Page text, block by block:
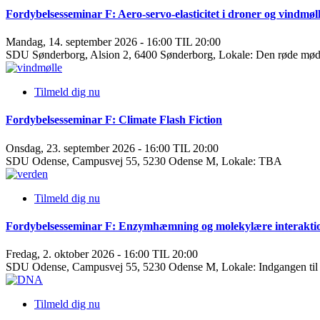
Fordybelsesseminar F: Aero-servo-elasticitet i droner og
Mandag, 14. september 2026 - 16:00 TIL 20:00
SDU Sønderborg, Alsion 2, 6400 Sønderborg, Lokale: Den røde
Tilmeld dig nu
Fordybelsesseminar F: Climate Flash Fiction
Onsdag, 23. september 2026 - 16:00 TIL 20:00
SDU Odense, Campusvej 55, 5230 Odense M, Lokale: TBA
Tilmeld dig nu
Fordybelsesseminar F: Enzymhæmning og molekylære
Fredag, 2. oktober 2026 - 16:00 TIL 20:00
SDU Odense, Campusvej 55, 5230 Odense M, Lokale: Indgangen til
Tilmeld dig nu